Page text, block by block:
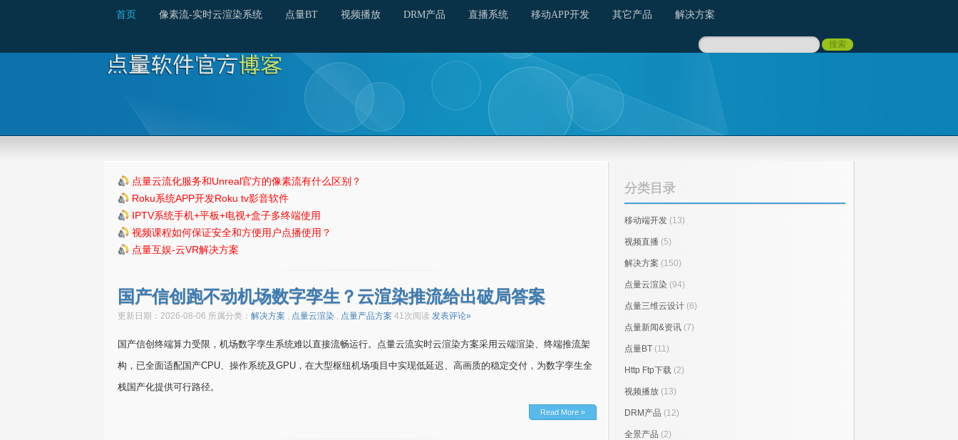
首页 像素流-实时云渲染系统 点量BT 视频播放 DRM产品 直播系统 移动APP开发 其它产品 解决方案
点量云流化服务和Unreal官方的像素流有什么区别？
Roku系统APP开发Roku tv影音软件
IPTV系统手机+平板+电视+盒子多终端使用
视频课程如何保证安全和方便用户点播使用？
点量互娱-云VR解决方案
国产信创跑不动机场数字孪生？云渲染推流给出破局答案
更新日期：2026-08-06 所属分类： 解决方案 , 点量云渲染 , 点量产品方案 41次阅读 发表评论»
国产信创终端算力受限，机场数字孪生系统难以直接流畅运行。点量云流实时云渲染方案采用云端渲染、终端推流架
构，已全面适配国产CPU、操作系统及GPU，在大型枢纽机场项目中实现低延迟、高画质的稳定交付，为数字孪生全
栈国产化提供可行路径。
Read More »
分类目录
移动端开发 (13)
视频直播 (5)
解决方案 (150)
点量云渲染 (94)
点量三维云设计 (6)
点量新闻&资讯 (7)
点量BT (11)
Http Ftp下载 (2)
视频播放 (13)
DRM产品 (12)
全景产品 (2)